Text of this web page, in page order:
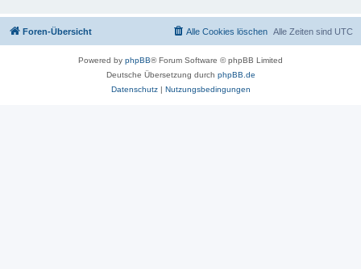
Foren-Übersicht Alle Zeiten sind UTC
Alle Cookies löschen
Powered by phpBB® Forum Software © phpBB Limited
Deutsche Übersetzung durch phpBB.de
Datenschutz| Nutzungsbedingungen